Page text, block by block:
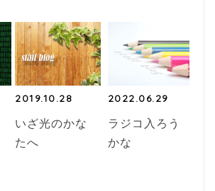
2019.10.28
いざ光のかな
たへ
2022.06.29
ラジコ入ろう
かな